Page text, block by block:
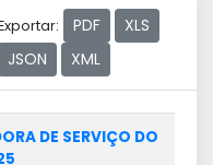
PDF
XLS
JSON
XML
DE SERVIÇO DO